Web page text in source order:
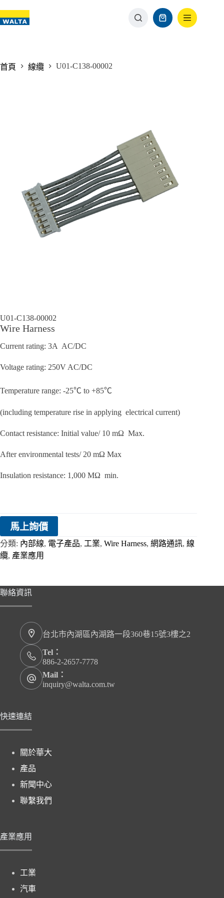
首頁 線纜 U01-C138-00002
U01-C138-00002
Wire Harness
Current rating: 3A AC/DC
Voltage rating: 250V AC/DC
Temperature range: -25℃ to +85℃
(including temperature rise in applying electrical current)
Contact resistance: Initial value/ 10 mΩ Max.
After environmental tests/ 20 mΩ Max
Insulation resistance: 1,000 MΩ min.
馬上詢價
分類: 內部線, 電子產品, 工業, Wire Harness, 網路通訊, 線
纜, 產業應用
聯絡資訊
台北市內湖區內湖路一段360巷15號3樓之2
Tel：
886-2-2657-7778
Mail：
inquiry@walta.com.tw
快速連結
關於華大
產品
新聞中心
聯繫我們
產業應用
工業
汽車